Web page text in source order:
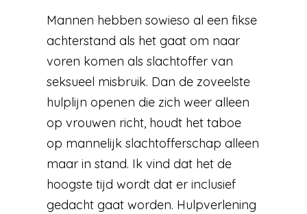
Mannen hebben sowieso al een fikse
achterstand als het gaat om naar
voren komen als slachtoffer van
seksueel misbruik. Dan de zoveelste
hulplijn openen die zich weer alleen
op vrouwen richt, houdt het taboe
op mannelijk slachtofferschap alleen
maar in stand. Ik vind dat het de
hoogste tijd wordt dat er inclusief
gedacht gaat worden. Hulpverlening